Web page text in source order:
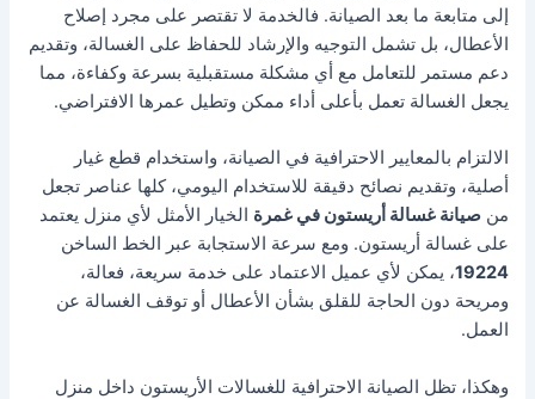
إلى متابعة ما بعد الصيانة. فالخدمة لا تقتصر على مجرد إصلاح
الأعطال، بل تشمل التوجيه والإرشاد للحفاظ على الغسالة، وتقديم
دعم مستمر للتعامل مع أي مشكلة مستقبلية بسرعة وكفاءة، مما
يجعل الغسالة تعمل بأعلى أداء ممكن وتطيل عمرها الافتراضي.
الالتزام بالمعايير الاحترافية في الصيانة، واستخدام قطع غيار
أصلية، وتقديم نصائح دقيقة للاستخدام اليومي، كلها عناصر تجعل
منصيانة غسالة أريستون في غمرة الخيار الأمثل لأي منزل يعتمد
على غسالة أريستون. ومع سرعة الاستجابة عبر الخط الساخن
19224، يمكن لأي عميل الاعتماد على خدمة سريعة، فعالة،
ومريحة دون الحاجة للقلق بشأن الأعطال أو توقف الغسالة عن
العمل.
وهكذا، تظل الصيانة الاحترافية للغسالات الأريستون داخل منزل